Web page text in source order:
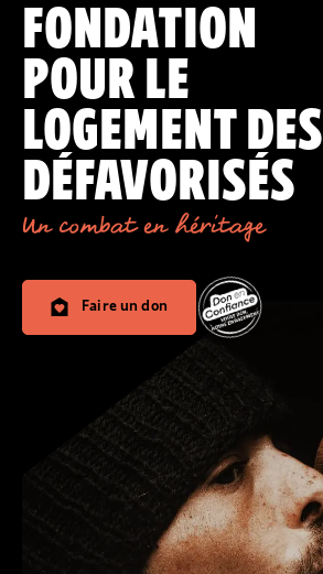
FONDATION
POUR LE
LOGEMENT DES
DÉFAVORISÉS
Un combat en héritage
Faire un don